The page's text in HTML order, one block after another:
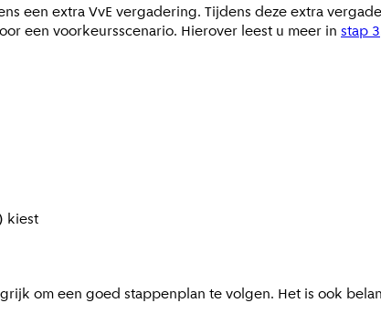
een extra VvE vergadering. Tijdens deze extra
een voorkeursscenario. Hierover leest u meer in stap 3
kiest
om een goed stappenplan te volgen. Het is ook